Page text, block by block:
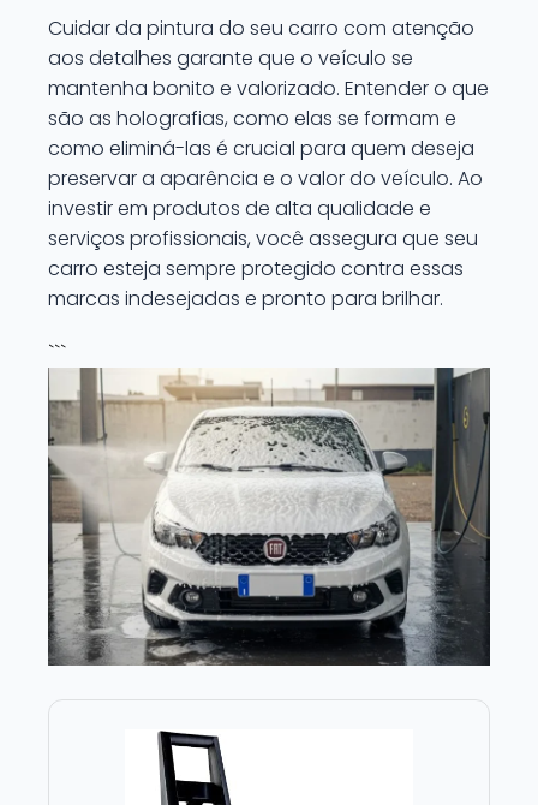
Cuidar da pintura do seu carro com atenção
aos detalhes garante que o veículo se
mantenha bonito e valorizado. Entender o que
são as holografias, como elas se formam e
como eliminá-las é crucial para quem deseja
preservar a aparência e o valor do veículo. Ao
investir em produtos de alta qualidade e
serviços profissionais, você assegura que seu
carro esteja sempre protegido contra essas
marcas indesejadas e pronto para brilhar.
```